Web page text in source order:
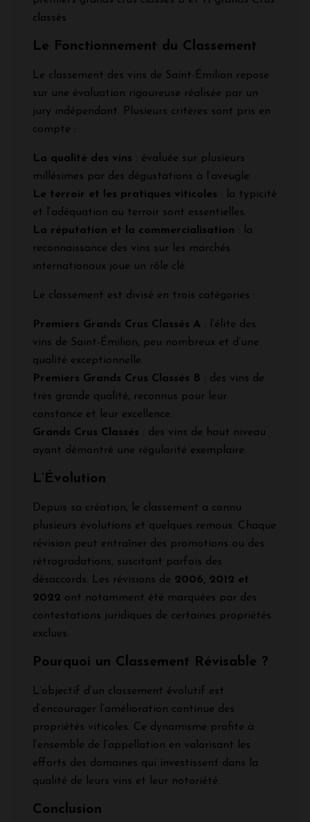
classés
Le Fonctionnement du Classement
Le classement des vins de Saint-Émilion repose
sur une évaluation rigoureuse réalisée par un
jury indépendant. Plusieurs critères sont pris en
compte :
La qualité des vins : évaluée sur plusieurs
millésimes par des dégustations à l’aveugle.
Le terroir et les pratiques viticoles : la typicité
et l’adéquation au terroir sont essentielles.
La réputation et la commercialisation : la
reconnaissance des vins sur les marchés
internationaux joue un rôle clé.
Le classement est divisé en trois catégories :
Premiers Grands Crus Classés A : l’élite des
vins de Saint-Émilion, peu nombreux et d’une
qualité exceptionnelle.
Premiers Grands Crus Classés B : des vins de
très grande qualité, reconnus pour leur
constance et leur excellence.
Grands Crus Classés : des vins de haut niveau
ayant démontré une régularité exemplaire.
L’Évolution
Depuis sa création, le classement a connu
plusieurs évolutions et quelques remous. Chaque
révision peut entraîner des promotions ou des
rétrogradations, suscitant parfois des
désaccords. Les révisions de 2006, 2012 et
2022 ont notamment été marquées par des
contestations juridiques de certaines propriétés
exclues.
Pourquoi un Classement Révisable ?
L’objectif d’un classement évolutif est
d’encourager l’amélioration continue des
propriétés viticoles. Ce dynamisme profite à
l’ensemble de l’appellation en valorisant les
efforts des domaines qui investissent dans la
qualité de leurs vins et leur notoriété.
Conclusion